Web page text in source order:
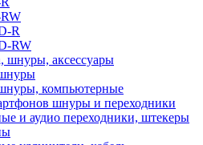
R
RW
шнуры, аксессуары
компьютерные
шнуры и переходники
и аудио переходники, штекеры